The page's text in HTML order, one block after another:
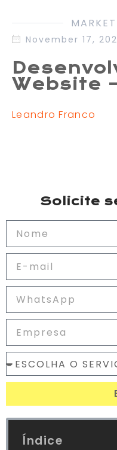
November 17,
Website
Leandro Franco
Solicite
Índice